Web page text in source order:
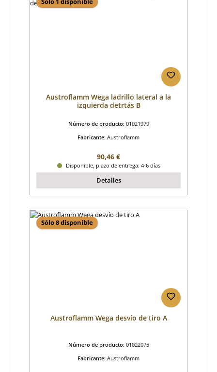
Austroflamm Wega ladrillo lateral a la
izquierda detrtás B
Número de producto: 01021979
Fabricante: Austroflamm
Precio normal:
90,46 €
Disponible, plazo de entrega: 4-6 días
Detalles
Sólo 8 disponible
Austroflamm Wega desvío de tiro A
Número de producto: 01022075
Fabricante: Austroflamm